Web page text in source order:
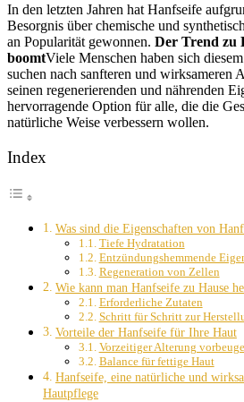
In den letzten Jahren hat Hanfseife
Besorgnis über chemische und
an Popularität gewonnen. Der Trend zu
boomtViele Menschen haben sich
suchen nach sanfteren und wirksameren
seinen regenerierenden und nährenden
hervorragende Option für alle, die die
natürliche Weise verbessern wollen.
Index
Was sind die Eigenschaften von
Tiefe Hydratation
Entzündungshemmende
Regeneration von Zellen
Wie kann man Hanfseife zu Hause
Erforderliche Zutaten
Schritt für Schritt zur
Vorteile der Hanfseife für Ihre Haut
Vorzeitiger Alterung
Balance für fettige Haut
Hanfseife, eine natürliche und
Hautpflege